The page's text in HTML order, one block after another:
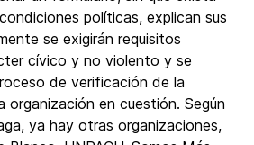
políticas, explican sus
se exigirán requisitos
cívico y no violento y se
de verificación de la
organización en cuestión. Según
ya hay otras organizaciones,